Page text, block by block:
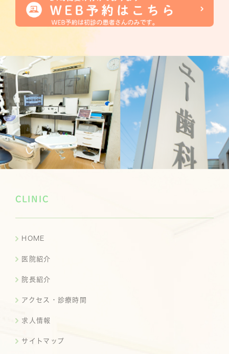
CLINIC
HOME
医院紹介
院長紹介
アクセス・診療時間
求人情報
サイトマップ